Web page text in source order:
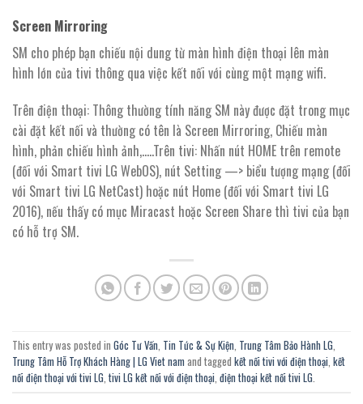
Screen Mirroring
SM cho phép bạn chiếu nội dung từ màn hình điện thoại lên màn
hình lớn của tivi thông qua việc kết nối với cùng một mạng wifi.
Trên điện thoại: Thông thường tính năng SM này được đặt trong mục
cài đặt kết nối và thường có tên là Screen Mirroring, Chiếu màn
hình, phản chiếu hình ảnh,…..Trên tivi: Nhấn nút HOME trên remote
(đối với Smart tivi LG WebOS), nút Setting —> biểu tượng mạng (đối
với Smart tivi LG NetCast) hoặc nút Home (đối với Smart tivi LG
2016), nếu thấy có mục Miracast hoặc Screen Share thì tivi của bạn
có hỗ trợ SM.
This entry was posted in Góc Tư Vấn Tin Tức & Sự Kiện Trung Tâm Bảo Hành LG
Trung Tâm Hỗ Trợ Khách Hàng | LG Viet nam and tagged kết nối tivi với điện thoại kết
nối điện thoại với tivi LG tivi LG kết nối với điện thoại điện thoại kết nối tivi LG